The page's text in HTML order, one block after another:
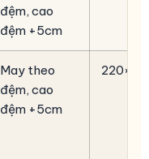
đệm, cao
đệm +5cm
May theo
đệm, cao
đệm +5cm